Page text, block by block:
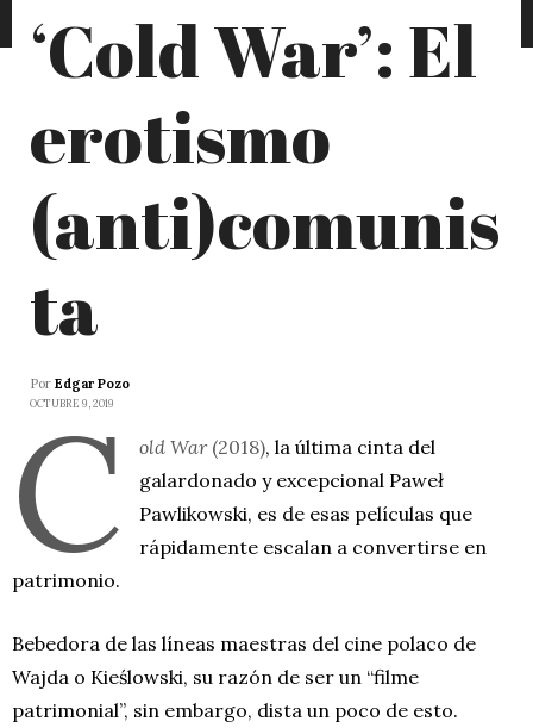
‘Cold War’: El
erotismo
(anti)comunis
ta
Por Edgar Pozo
OCTUBRE 9, 2019
C old War (2018), la última cinta del
galardonado y excepcional Paweł
Pawlikowski, es de esas películas que
rápidamente escalan a convertirse en
patrimonio.
Bebedora de las líneas maestras del cine polaco de
Wajda o Kieślowski, su razón de ser un “filme
patrimonial”, sin embargo, dista un poco de esto.